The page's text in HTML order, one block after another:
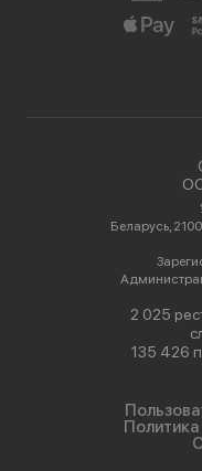
Беларусь,
2 025
135 426